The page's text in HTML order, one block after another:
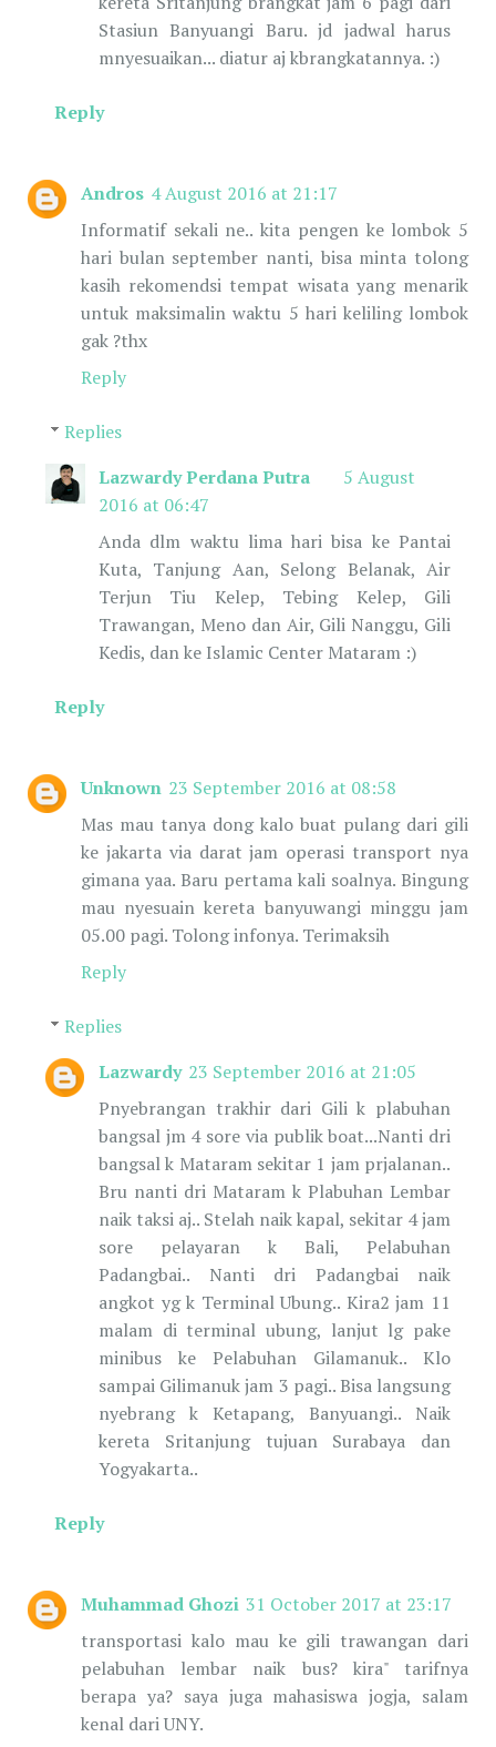
Stasiun Banyuangi Baru. jd jadwal harus
mnyesuaikan... diatur aj kbrangkatannya. :)
Reply
Andros 4 August 2016 at 21:17
Informatif sekali ne.. kita pengen ke lombok 5
hari bulan september nanti, bisa minta tolong
kasih rekomendsi tempat wisata yang menarik
untuk maksimalin waktu 5 hari keliling lombok
gak ?thx
Reply
Replies
Lazwardy Perdana Putra
5 August
2016 at 06:47
Anda dlm waktu lima hari bisa ke Pantai
Kuta, Tanjung Aan, Selong Belanak, Air
Terjun Tiu Kelep, Tebing Kelep, Gili
Trawangan, Meno dan Air, Gili Nanggu, Gili
Kedis, dan ke Islamic Center Mataram :)
Reply
Unknown 23 September 2016 at 08:58
Mas mau tanya dong kalo buat pulang dari gili
ke jakarta via darat jam operasi transport nya
gimana yaa. Baru pertama kali soalnya. Bingung
mau nyesuain kereta banyuwangi minggu jam
05.00 pagi. Tolong infonya. Terimaksih
Reply
Replies
Lazwardy 23 September 2016 at 21:05
Pnyebrangan trakhir dari Gili k plabuhan
bangsal jm 4 sore via publik boat...Nanti dri
bangsal k Mataram sekitar 1 jam prjalanan..
Bru nanti dri Mataram k Plabuhan Lembar
naik taksi aj.. Stelah naik kapal, sekitar 4 jam
sore pelayaran k Bali, Pelabuhan
Padangbai.. Nanti dri Padangbai naik
angkot yg k Terminal Ubung.. Kira2 jam 11
malam di terminal ubung, lanjut lg pake
minibus ke Pelabuhan Gilamanuk.. Klo
sampai Gilimanuk jam 3 pagi.. Bisa langsung
nyebrang k Ketapang, Banyuangi.. Naik
kereta Sritanjung tujuan Surabaya dan
Yogyakarta..
Reply
Muhammad Ghozi 31 October 2017 at 23:17
transportasi kalo mau ke gili trawangan dari
pelabuhan lembar naik bus? kira" tarifnya
berapa ya? saya juga mahasiswa jogja, salam
kenal dari UNY.